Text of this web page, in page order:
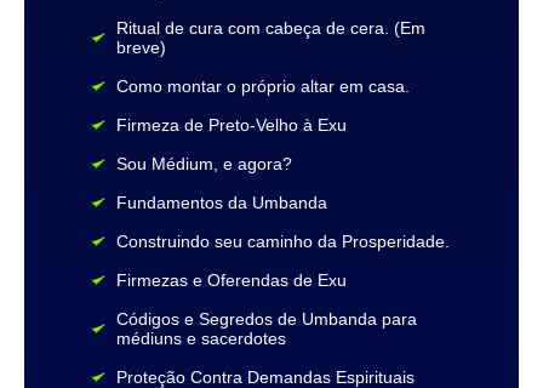
Ritual de cura com cabeça de cera. (Em
breve)
Como montar o próprio altar em casa.
Firmeza de Preto-Velho à Exu
Sou Médium, e agora?
Fundamentos da Umbanda
Construindo seu caminho da Prosperidade.
Firmezas e Oferendas de Exu
Códigos e Segredos de Umbanda para
médiuns e sacerdotes
Proteção Contra Demandas Espirituais